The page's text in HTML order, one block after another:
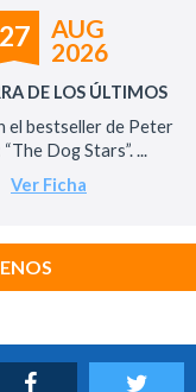
27
AUG
2026
DE LOS ÚLTIMOS
el bestseller de Peter
“The Dog Stars”. ...
Ver Ficha